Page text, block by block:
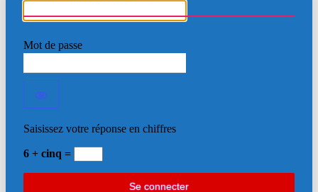
Mot de passe
Saisissez votre réponse en chiffres
6 + cinq =